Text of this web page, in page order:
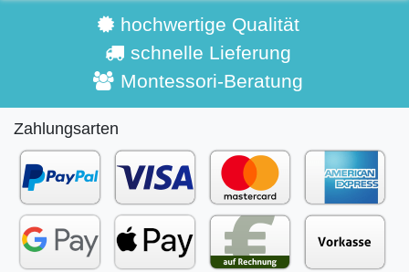
hochwertige Qualität
schnelle Lieferung
Montessori-Beratung
Zahlungsarten